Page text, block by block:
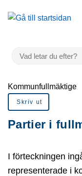
Gå till innehåll
till sidomeny
VAD LETAR DU
Du är här:
Kommunfullmäktige
Skriv ut
Partier i
I förteckningen
representerade i